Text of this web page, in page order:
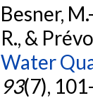
Besner,
R., &
Water
93(7),